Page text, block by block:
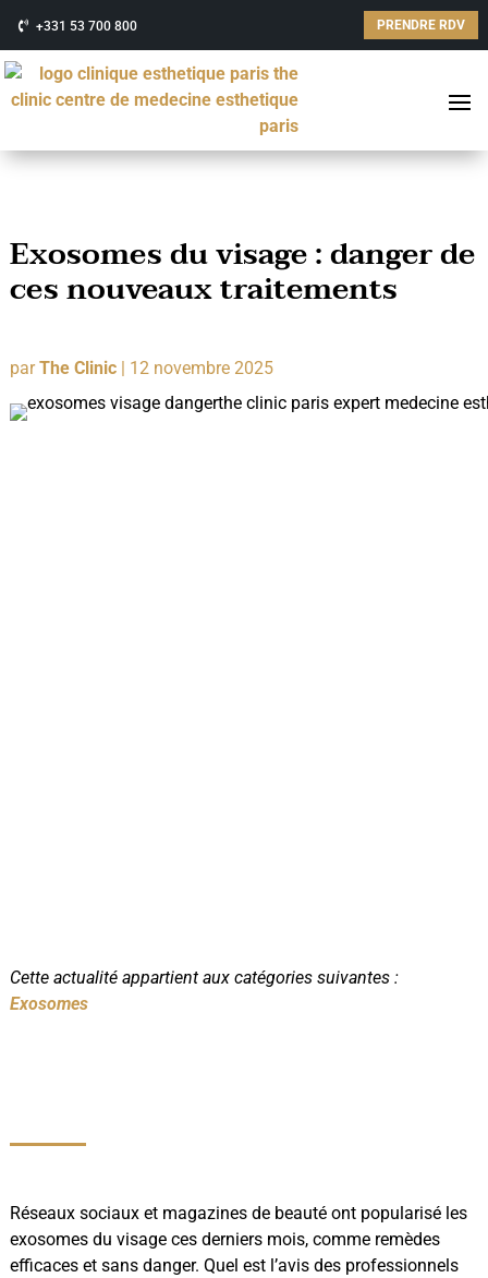
+331 53 700 800 PRENDRE RDV
Exosomes du visage : danger de
ces nouveaux traitements
parThe Clinic| 12 novembre 2025
Cette actualité appartient aux catégories suivantes :
Exosomes
Réseaux sociaux et magazines de beauté ont popularisé les
exosomes du visage ces derniers mois, comme remèdes
efficaces et sans danger. Quel est l’avis des professionnels